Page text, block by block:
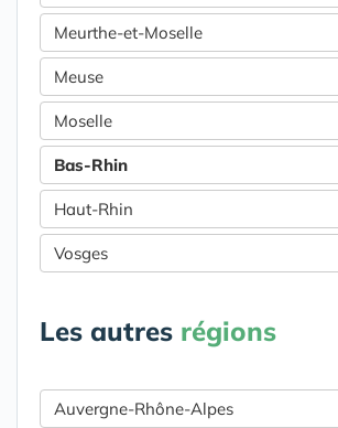
Meurthe-et-Moselle
Meuse
Moselle
Bas-Rhin
Haut-Rhin
Vosges
Les autres régions
Auvergne-Rhône-Alpes